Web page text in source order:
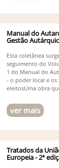
Manual do
Gestão
Esta coletânea
seguimento do
1 do Manual do
- o poder local e os
eleitosUma obra
ver mais
Tratados da
Europeia - 2ª